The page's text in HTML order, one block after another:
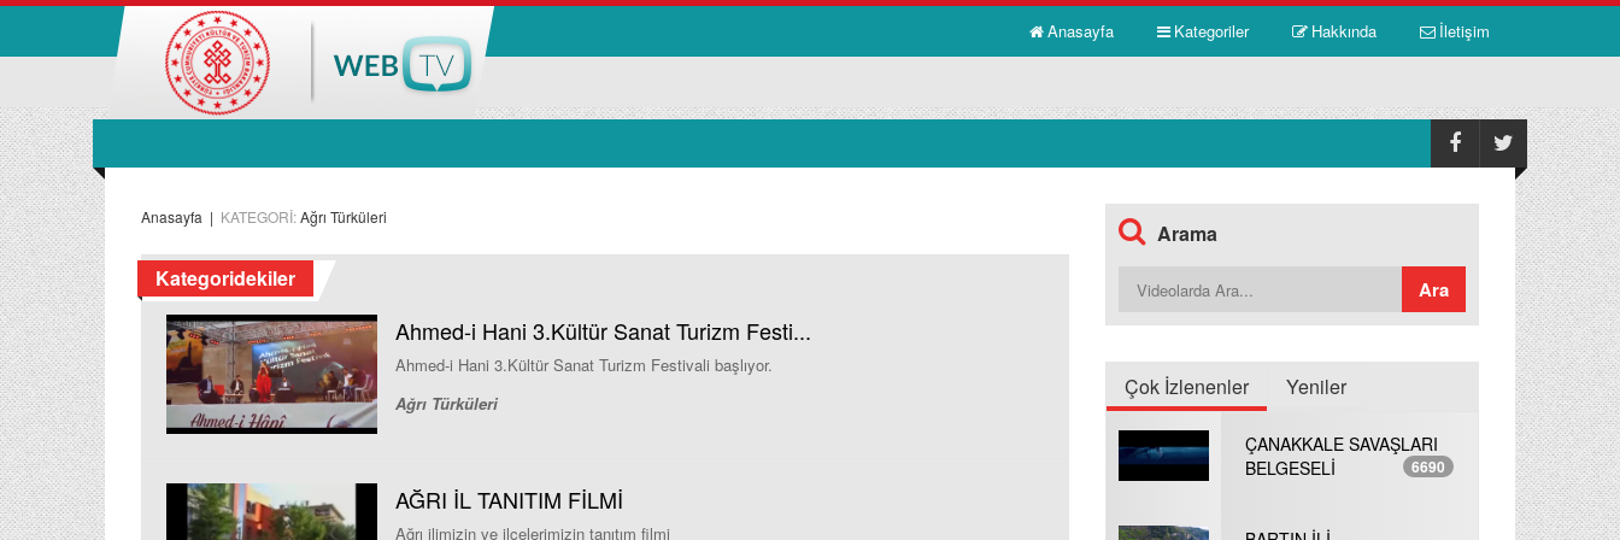
İletişim
Hakkında
Kategoriler
Anasayfa
Anasayfa | KATEGORİ:Ağrı Türküleri
Kategoridekiler
Ahmed-i Hani 3.Kültür Sanat Turizm Festi...
Ahmed-i Hani 3.Kültür Sanat Turizm Festivali başlıyor.
Ağrı Türküleri
AĞRI İL TANITIM FİLMİ
Ağrı ilimizin ve ilçelerimizin tanıtım filmi
Arama
Çok İzlenenler Yeniler
ÇANAKKALE SAVAŞLARI
BELGESELİ
6690